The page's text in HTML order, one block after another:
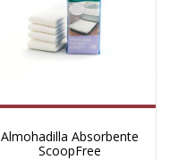
Almohadilla Absorbente
ScoopFree